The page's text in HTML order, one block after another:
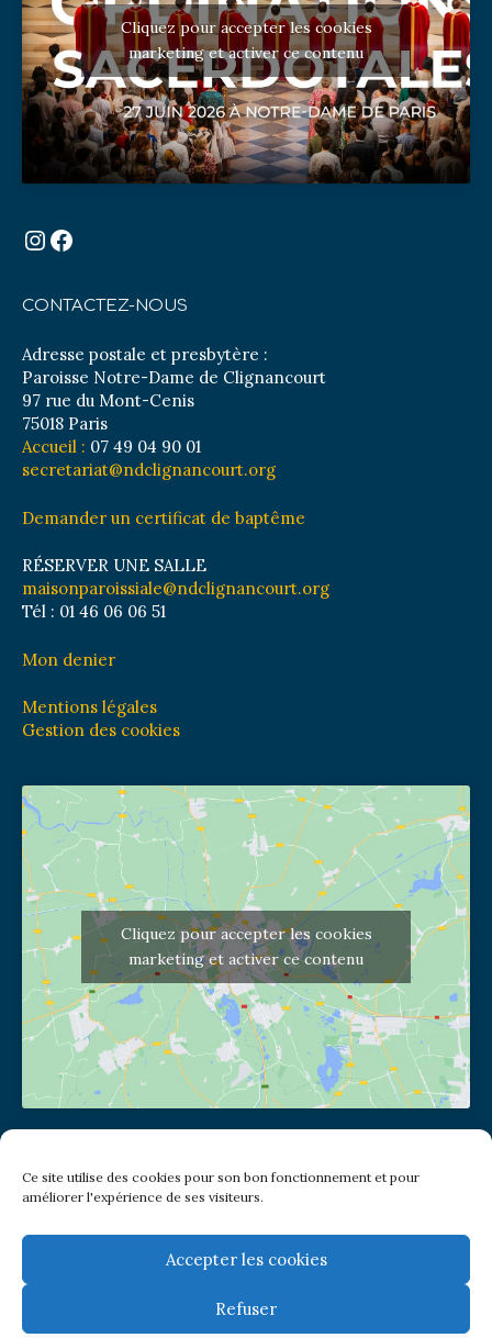
Ce site utilise des cookies pour son bon fonctionnement et pour
améliorer l'expérience de ses visiteurs.
Accepter les cookies
Refuser
Cliquez pour accepter les cookies
marketing et activer ce contenu
Instagram
Facebook
CONTACTEZ-NOUS
Adresse postale et presbytère :
Paroisse Notre-Dame de Clignancourt
97 rue du Mont-Cenis
75018 Paris
Accueil : 07 49 04 90 01
secretariat@ndclignancourt.org
Demander un certificat de baptême
RÉSERVER UNE SALLE
maisonparoissiale@ndclignancourt.org
Tél : 01 46 06 06 51
Mon denier
Mentions légales
Gestion des cookies
Cliquez pour accepter les cookies
marketing et activer ce contenu
(pas de courrier à cette adresse)
2 place Jules Joffrin - 75018
Metro: Jules Joffrin ou Simplon
Bus : Mairie du XVIII
Newsletter